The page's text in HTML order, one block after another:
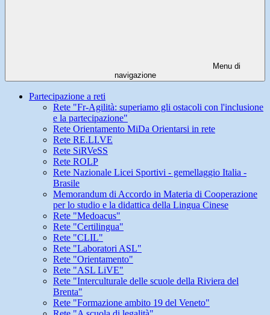
Menu di
navigazione
Partecipazione a reti
Rete "Fr-Agilità: superiamo gli ostacoli con l'inclusione
e la partecipazione"
Rete Orientamento MiDa Orientarsi in rete
Rete RE.LI.VE
Rete SiRVeSS
Rete ROLP
Rete Nazionale Licei Sportivi - gemellaggio Italia -
Brasile
Memorandum di Accordo in Materia di Cooperazione
per lo studio e la didattica della Lingua Cinese
Rete "Medoacus"
Rete "Certilingua"
Rete "CLIL"
Rete "Laboratori ASL"
Rete "Orientamento"
Rete "ASL LiVE"
Rete "Interculturale delle scuole della Riviera del
Brenta"
Rete "Formazione ambito 19 del Veneto"